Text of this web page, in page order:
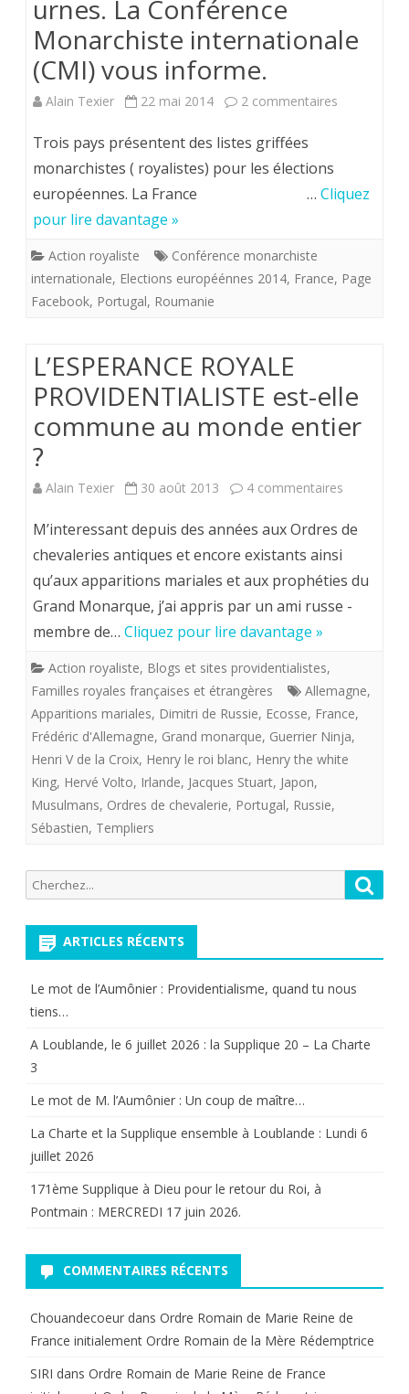
urnes. La Conférence
Monarchiste internationale
(CMI) vous informe.
Alain Texier 22 mai 2014 2 commentaires
Trouvez
urnes.
La
(CMI)
vous
informe.
Trois pays présentent des listes griffées
monarchistes ( royalistes) pour les élections
européennes. La France … Cliquez
pour lire davantage »
Action royaliste
Conférence monarchiste
internationale, Elections européénnes 2014, France, Page
Facebook, Portugal, Roumanie
L’ESPERANCE ROYALE
PROVIDENTIALISTE est-elle
commune au monde entier
?
Alain Texier 30 août 2013 4 commentaires
au
monde
M’interessant depuis des années aux Ordres de
chevaleries antiques et encore existants ainsi
qu’aux apparitions mariales et aux prophéties du
Grand Monarque, j’ai appris par un ami russe -
membre de… Cliquez pour lire davantage »
Action royaliste, Blogs et sites providentialistes,
Familles royales françaises et étrangères
Allemagne,
Apparitions mariales, Dimitri de Russie, Ecosse, France,
Frédéric d'Allemagne, Grand monarque, Guerrier Ninja,
Henri V de la Croix, Henry le roi blanc, Henry the white
King, Hervé Volto, Irlande, Jacques Stuart, Japon,
Musulmans, Ordres de chevalerie, Portugal, Russie,
Sébastien, Templiers
Recherche
pour:
ARTICLES RÉCENTS
Le mot de l’Aumônier : Providentialisme, quand tu nous
tiens…
A Loublande, le 6 juillet 2026 : la Supplique 20 – La Charte
3
Le mot de M. l’Aumônier : Un coup de maître…
La Charte et la Supplique ensemble à Loublande : Lundi 6
juillet 2026
171ème Supplique à Dieu pour le retour du Roi, à
Pontmain : MERCREDI 17 juin 2026.
COMMENTAIRES RÉCENTS
Chouandecoeur dans Ordre Romain de Marie Reine de
France initialement Ordre Romain de la Mère Rédemptrice
SIRI dans Ordre Romain de Marie Reine de France